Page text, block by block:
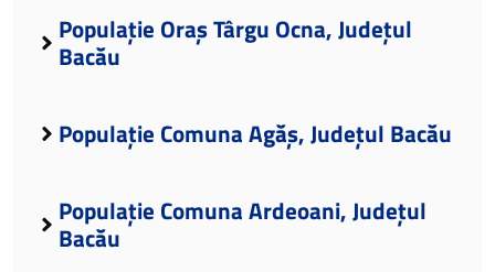
Populație Oraș Târgu Ocna, Județul
Bacău
Populație Comuna Agăș, Județul Bacău
Populație Comuna Ardeoani, Județul
Bacău